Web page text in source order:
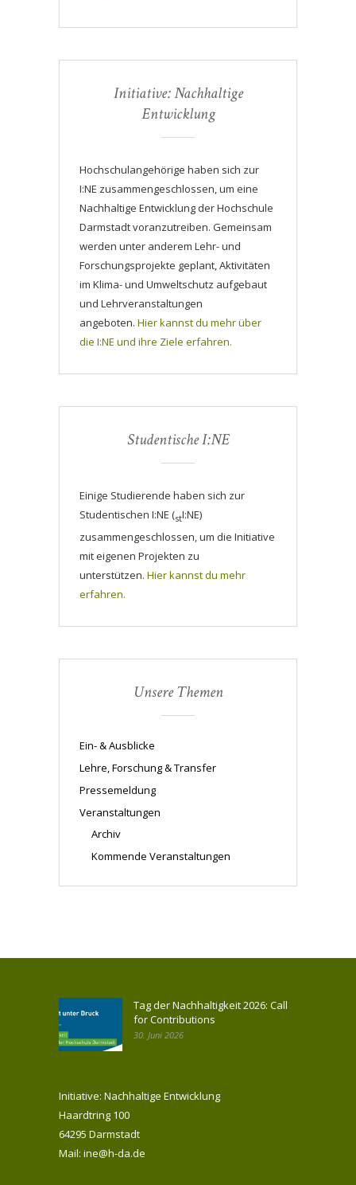
Initiative: Nachhaltige
Entwicklung
Hochschulangehörige haben sich zur
I:NE zusammengeschlossen, um eine
Nachhaltige Entwicklung der Hochschule
Darmstadt voranzutreiben. Gemeinsam
werden unter anderem Lehr- und
Forschungsprojekte geplant, Aktivitäten
im Klima- und Umweltschutz aufgebaut
und Lehrveranstaltungen
angeboten. Hier kannst du mehr über
die I:NE und ihre Ziele erfahren.
Studentische I:NE
Einige Studierende haben sich zur
Studentischen I:NE (stI:NE)
zusammengeschlossen, um die Initiative
mit eigenen Projekten zu
unterstützen. Hier kannst du mehr
erfahren.
Unsere Themen
Ein- & Ausblicke
Lehre, Forschung & Transfer
Pressemeldung
Veranstaltungen
Archiv
Kommende Veranstaltungen
Tag der Nachhaltigkeit 2026: Call
for Contributions
30. Juni 2026
Initiative: Nachhaltige Entwicklung
Haardtring 100
64295 Darmstadt
Mail: ine@h-da.de